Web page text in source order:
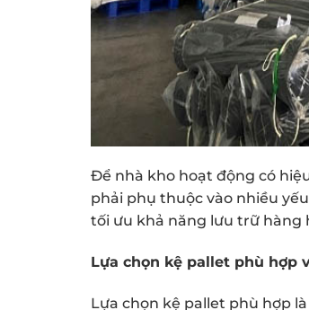
Để nhà kho hoạt động có
phải phụ thuộc vào nhiều
tối ưu khả năng lưu trữ hàng
Lựa chọn kệ pallet phù hợp
Lựa chọn kệ pallet phù hợp